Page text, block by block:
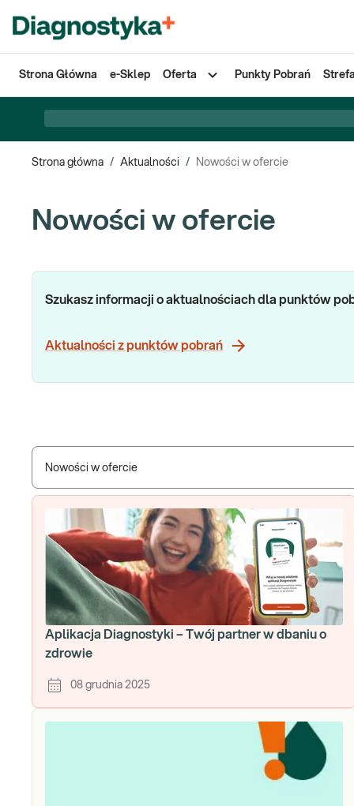
Strona Główna e-Sklep Oferta Punkty Pobrań
Strona główna / Aktualności / Nowości w ofercie
Nowości w ofercie
Nowości w ofercie
Szukasz informacji o aktualnościach dla punktów
Aktualności z punktów pobrań
Aplikacja Diagnostyki – Twój partner w dbaniu o
zdrowie
08 grudnia 2025